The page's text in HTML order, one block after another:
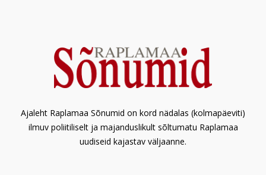
Ajaleht Raplamaa Sõnumid on kord nädalas (kolmapäeviti)
ilmuv poliitiliselt ja majanduslikult sõltumatu Raplamaa
uudiseid kajastav väljaanne.